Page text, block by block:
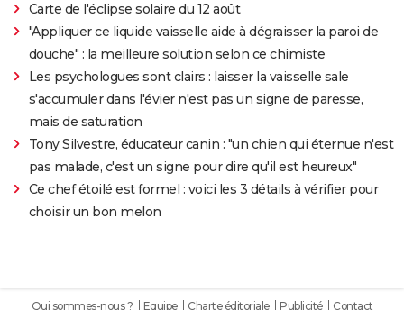
Carte de l'éclipse solaire du 12 août
"Appliquer ce liquide vaisselle aide à dégraisser la paroi de
douche" : la meilleure solution selon ce chimiste
Les psychologues sont clairs : laisser la vaisselle sale
s'accumuler dans l'évier n'est pas un signe de paresse,
mais de saturation
Tony Silvestre, éducateur canin : "un chien qui éternue n'est
pas malade, c'est un signe pour dire qu'il est heureux"
Ce chef étoilé est formel : voici les 3 détails à vérifier pour
choisir un bon melon
Qui sommes-nous ? Equipe Charte éditoriale Publicité Contact